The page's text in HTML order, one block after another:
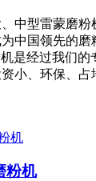
中型雷蒙磨粉
中国领先的磨
是经过我们的
小、环保、占
粉机